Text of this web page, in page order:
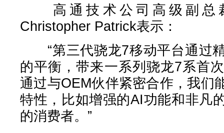
高通技术公司高级副总
Christopher Patrick表示：
“第三代骁龙7移动平台通过
的平衡，带来一系列骁龙7系首
通过与OEM伙伴紧密合作，我们
特性，比如增强的AI功能和非凡
的消费者。”